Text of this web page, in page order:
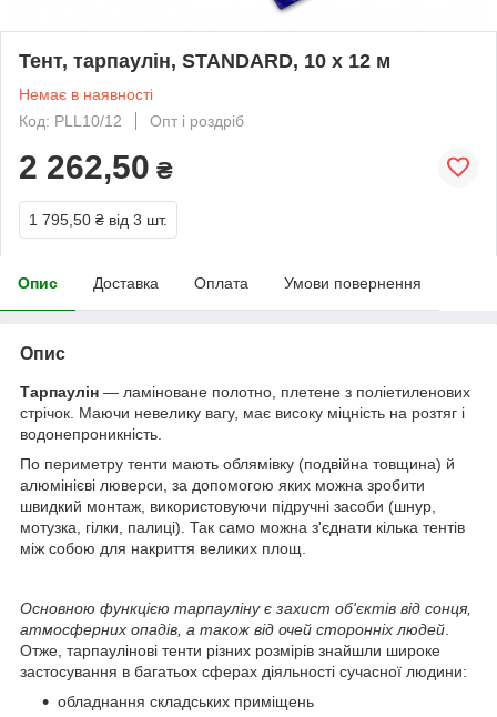
Тент, тарпаулін, STANDARD, 10 х 12 м
Немає в наявності
Код: PLL10/12
Опт і роздріб
2 262,50 ₴
1 795,50 ₴ від 3 шт.
Опис Доставка Оплата Умови повернення
Опис
Тарпаулін — ламіноване полотно, плетене з поліетиленових
стрічок. Маючи невелику вагу, має високу міцність на розтяг і
водонепроникність.
По периметру тенти мають облямівку (подвійна товщина) й
алюмінієві люверси, за допомогою яких можна зробити
швидкий монтаж, використовуючи підручні засоби (шнур,
мотузка, гілки, палиці). Так само можна з'єднати кілька тентів
між собою для накриття великих площ.
Основною функцією тарпауліну є захист об'єктів від сонця,
атмосферних опадів, а також від очей сторонніх людей
Отже, тарпаулінові тенти різних розмірів знайшли широке
застосування в багатьох сферах діяльності сучасної людини:
обладнання складських приміщень